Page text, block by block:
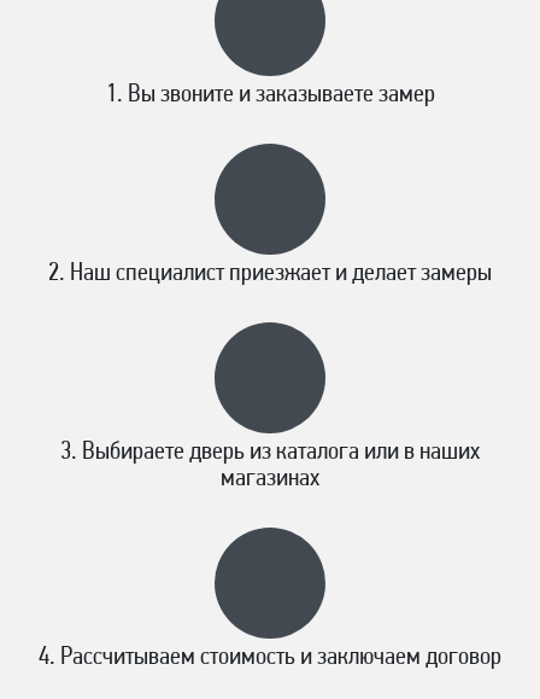
Вы звоните и заказываете замер
Наш специалист приезжает и делает замеры
Выбираете дверь из каталога или в наших
магазинах
Рассчитываем стоимость и заключаем договор